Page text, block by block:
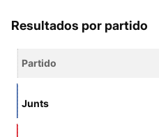
Resultados por partido
Partido
Junts